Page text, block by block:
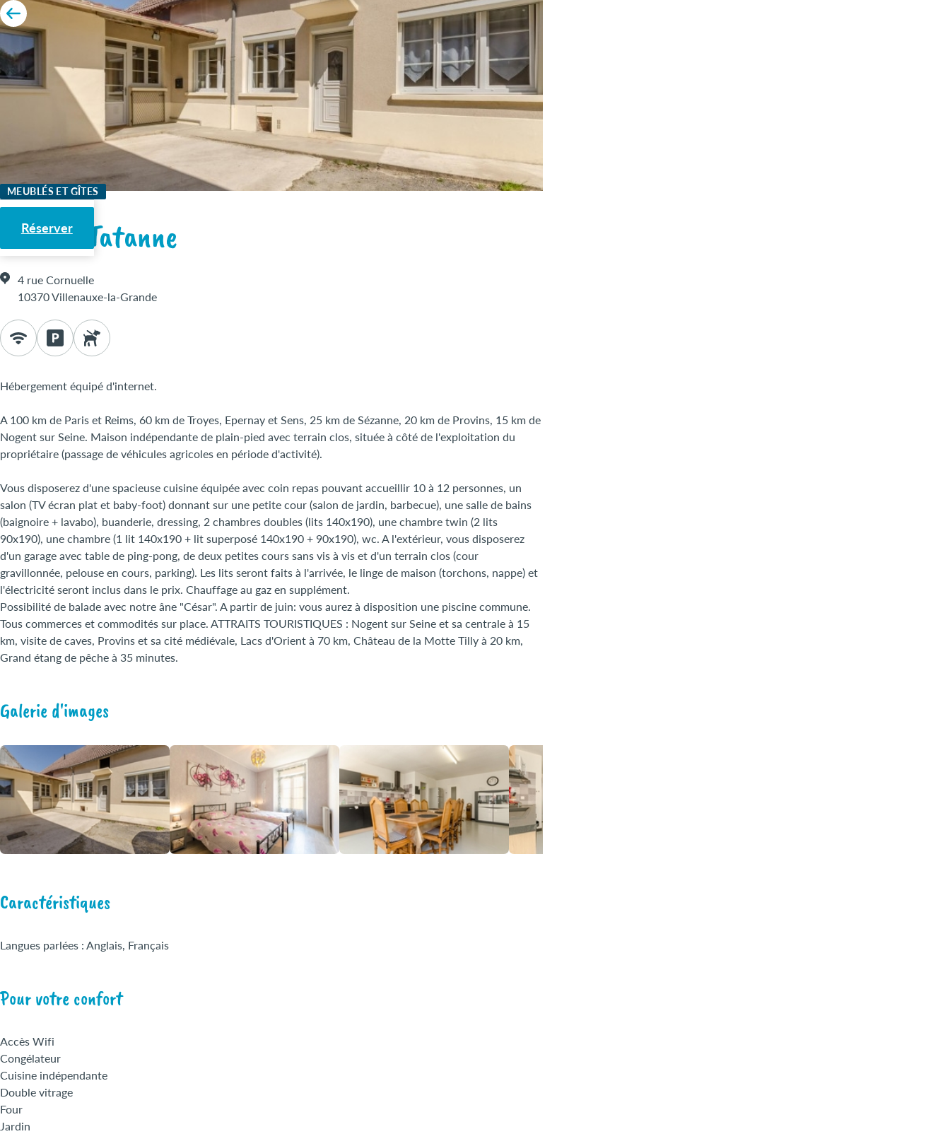
MEUBLÉS ET GÎTES
Réserver
Gîte de Tatanne
4 rue Cornuelle
10370 Villenauxe-la-Grande
Hébergement équipé d'internet.
A 100 km de Paris et Reims, 60 km de Troyes, Epernay et Sens, 25 km de Sézanne, 20 km de Provins, 15 km de
Nogent sur Seine. Maison indépendante de plain-pied avec terrain clos, située à côté de l'exploitation du
propriétaire (passage de véhicules agricoles en période d'activité).
Vous disposerez d'une spacieuse cuisine équipée avec coin repas pouvant accueillir 10 à 12 personnes, un
salon (TV écran plat et baby-foot) donnant sur une petite cour (salon de jardin, barbecue), une salle de bains
(baignoire + lavabo), buanderie, dressing, 2 chambres doubles (lits 140x190), une chambre twin (2 lits
90x190), une chambre (1 lit 140x190 + lit superposé 140x190 + 90x190), wc. A l'extérieur, vous disposerez
d'un garage avec table de ping-pong, de deux petites cours sans vis à vis et d'un terrain clos (cour
gravillonnée, pelouse en cours, parking). Les lits seront faits à l'arrivée, le linge de maison (torchons, nappe) et
l'électricité seront inclus dans le prix. Chauffage au gaz en supplément.
Possibilité de balade avec notre âne "César". A partir de juin: vous aurez à disposition une piscine commune.
Tous commerces et commodités sur place. ATTRAITS TOURISTIQUES : Nogent sur Seine et sa centrale à 15
km, visite de caves, Provins et sa cité médiévale, Lacs d'Orient à 70 km, Château de la Motte Tilly à 20 km,
Grand étang de pêche à 35 minutes.
Galerie d'images
Caractéristiques
Langues parlées : Anglais, Français
Pour votre confort
Accès Wifi
Congélateur
Cuisine indépendante
Double vitrage
Four
Jardin